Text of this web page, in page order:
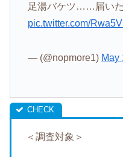
足湯バケツ……届い
pic.twitter.com/
— (@nopmore1) May
＜調査対象＞